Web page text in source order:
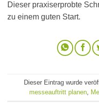
Dieser praxiserprobte
zu einem guten Start.
Dieser Eintrag wurde
messeauftritt planen,